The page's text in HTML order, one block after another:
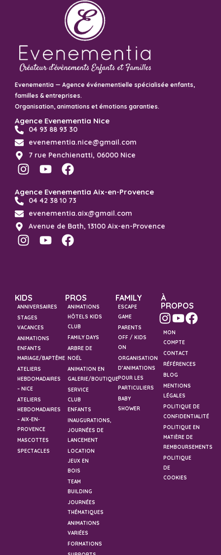
Evenementia — Agence événementielle spécialisée enfants,
familles & entreprises.
Organisation, animations et émotions garanties.
Agence Evenementia Nice
04 93 88 93 30
evenementia.nice@gmail.com
7 rue Penchienatti, 06000 Nice
Agence Evenementia Aix-en-Provence
04 42 38 10 73
evenementia.aix@gmail.com
Avenue de Bath, 13100 Aix-en-Provence
KIDS
ANNIVERSAIRES
STAGES
VACANCES
ANIMATIONS
ENFANTS
MARIAGE/BAPTÊME
ATELIERS
HEBDOMADAIRES
– NICE
ATELIERS
HEBDOMADAIRES
– AIX-EN-
PROVENCE
MASCOTTES
SPECTACLES
PROS
ANIMATIONS
HÔTELS KIDS
CLUB
FAMILY DAYS
ARBRE DE
NOËL
ANIMATION EN
GALERIE/BOUTIQUE
SERVICE
CLUB
ENFANTS
INAUGURATIONS,
JOURNÉES DE
LANCEMENT
LOCATION
JEUX EN
BOIS
TEAM
BUILDING
JOURNÉES
THÉMATIQUES
ANIMATIONS
VARIÉES
FORMATIONS
FAMILY
ESCAPE
GAME
PARENTS
OFF / KIDS
ON
ORGANISATION
D’ANIMATIONS
POUR LES
PARTICULIERS
BABY
SHOWER
À
PROPOS
MON
COMPTE
CONTACT
RÉFÉRENCES
BLOG
MENTIONS
LÉGALES
POLITIQUE DE
CONFIDENTIALITÉ
POLITIQUE EN
MATIÈRE DE
REMBOURSEMENTS
POLITIQUE
DE
COOKIES